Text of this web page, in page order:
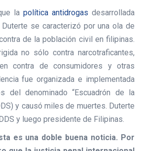
la política antidrogas desarrollada
se caracterizó por una ola de
de la población civil en filipinas.
no sólo contra narcotraficantes,
contra de consumidores y otras
fue organizada e implementada
del denominado “Escuadrón de la
y causó miles de muertes. Duterte
y luego presidente de Filipinas.
es una doble buena noticia. Por